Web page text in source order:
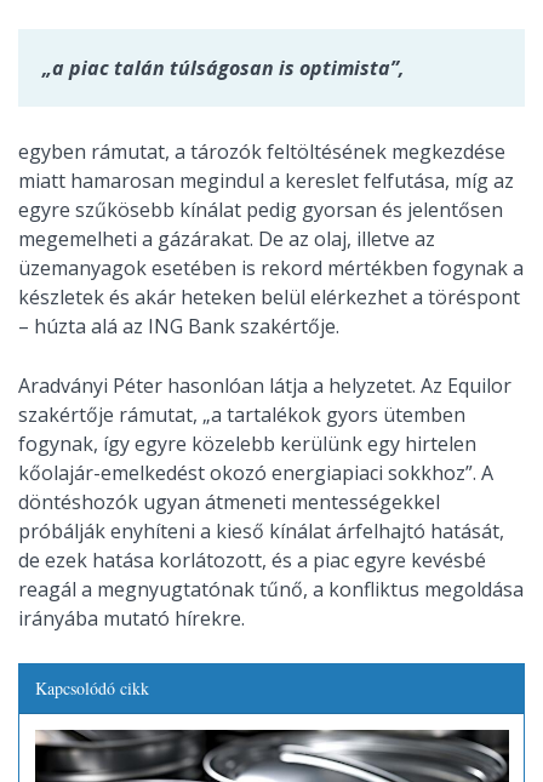
„a piac talán túlságosan is optimista”,
egyben rámutat, a tározók feltöltésének megkezdése
miatt hamarosan megindul a kereslet felfutása, míg az
egyre szűkösebb kínálat pedig gyorsan és jelentősen
megemelheti a gázárakat. De az olaj, illetve az
üzemanyagok esetében is rekord mértékben fogynak a
készletek és akár heteken belül elérkezhet a töréspont
– húzta alá az ING Bank szakértője.
Aradványi Péter hasonlóan látja a helyzetet. Az Equilor
szakértője rámutat, „a tartalékok gyors ütemben
fogynak, így egyre közelebb kerülünk egy hirtelen
kőolajár-emelkedést okozó energiapiaci sokkhoz”. A
döntéshozók ugyan átmeneti mentességekkel
próbálják enyhíteni a kieső kínálat árfelhajtó hatását,
de ezek hatása korlátozott, és a piac egyre kevésbé
reagál a megnyugtatónak tűnő, a konfliktus megoldása
irányába mutató hírekre.
Kapcsolódó cikk